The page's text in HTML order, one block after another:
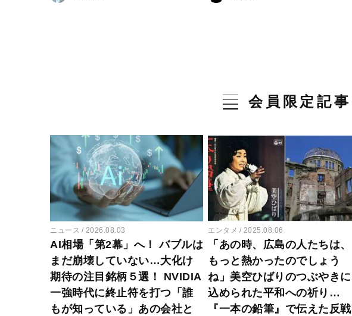
会員限定記事
ニュース 2026.08.03
AI相場「第2幕」へ！ バブルは
まだ崩壊していない…大化け
期待の注目銘柄５選！ NVIDIA
一強時代に終止符を打つ「誰
もが知っている」あの会社と
エンタメ 2025.08.06
「あの時、広島の人たちは、
もっと熱かったのでしょう
ね」美空ひばりのつぶやきに
込められた平和への祈り…
『一本の鉛筆』で伝えた反戦